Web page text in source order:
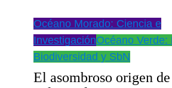
Océano Morado: Ciencia e
InvestigaciónOcéano Verde:
Biodiversidad y SbN
El asombroso origen